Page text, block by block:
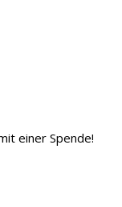
einer Spende!